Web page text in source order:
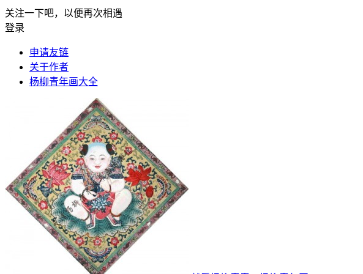
关注一下吧，以便再次相遇
登录
申请友链
关于作者
杨柳青年画大全